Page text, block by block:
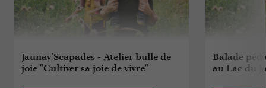
Jaunay'Scapades - Atelier bulle de
joie "Cultiver sa joie de vivre"
Balade
au Lac du